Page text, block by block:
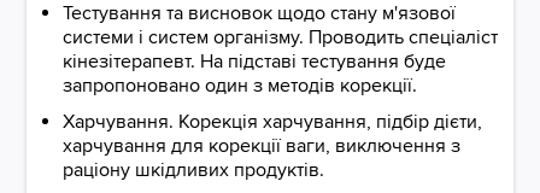
Тестування та висновок щодо стану м'язової
системи і систем організму. Проводить спеціаліст
кінезітерапевт. На підставі тестування буде
запропоновано один з методів корекції.
Харчування. Корекція харчування, підбір дієти,
харчування для корекції ваги, виключення з
раціону шкідливих продуктів.